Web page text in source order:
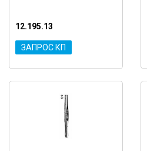
12.195.13
ЗАПРОС КП